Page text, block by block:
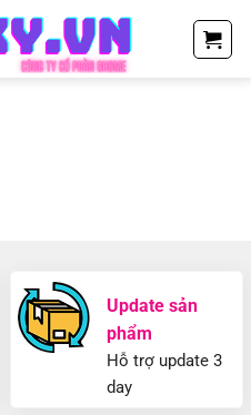
Update sản
phẩm
Hỗ trợ update 3
day